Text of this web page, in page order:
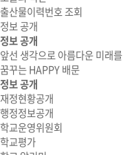
출산물이력번호 조회
정보 공개
정보 공개
앞선 생각으로 아름다운 미래를
꿈꾸는 HAPPY 배문
정보 공개
재정현황공개
행정정보공개
학교운영위원회
학교평가